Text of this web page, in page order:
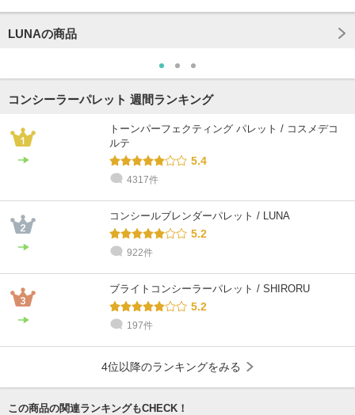
LUNAの商品
コンシーラーパレット 週間ランキング
トーンパーフェクティング パレット / コスメデコ
ルテ
5.4
4317件
コンシールブレンダーパレット / LUNA
5.2
922件
ブライトコンシーラーパレット / SHIRORU
5.2
197件
4位以降のランキングをみる
この商品の関連ランキングもCHECK！